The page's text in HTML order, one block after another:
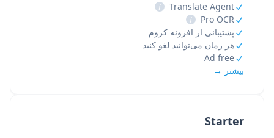
Starter
Translate Agent
i
Pro OCR
i
پشتیبانی از افزونه کروم
هر زمان می‌توانید لغو کنید
Ad free
بیشتر →